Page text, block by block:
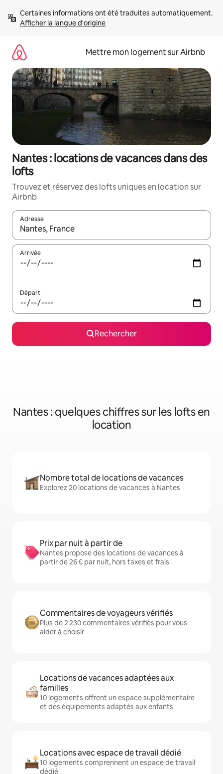
directement
Afficher la langue d'origine
Mettre mon logement sur Airbnb
Nantes : locations de vacances dans des
lofts
Trouvez et réservez des lofts uniques en location sur
Airbnb
Adresse
Lorsque les résultats s'affichent, utilisez les flèches vers le
Arrivée
Départ
Rechercher
Nantes : quelques chiffres sur les lofts en
location
Nombre total de locations de vacances
Explorez 20 locations de vacances à Nantes
Prix par nuit à partir de
Nantes propose des locations de vacances à
partir de 26 € par nuit, hors taxes et frais
Commentaires de voyageurs vérifiés
Plus de 2 230 commentaires vérifiés pour vous
aider à choisir
Locations de vacances adaptées aux
familles
10 logements offrent un espace supplémentaire
et des équipements adaptés aux enfants
Locations avec espace de travail dédié
10 logements comprennent un espace de travail
dédié